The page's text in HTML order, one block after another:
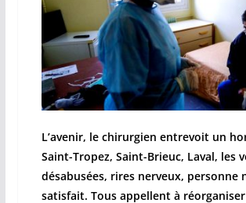
L’avenir, le chirurgien entrevoit un
Saint-Tropez, Saint-Brieuc, Laval, les
désabusées, rires nerveux, personne
satisfait. Tous appellent à